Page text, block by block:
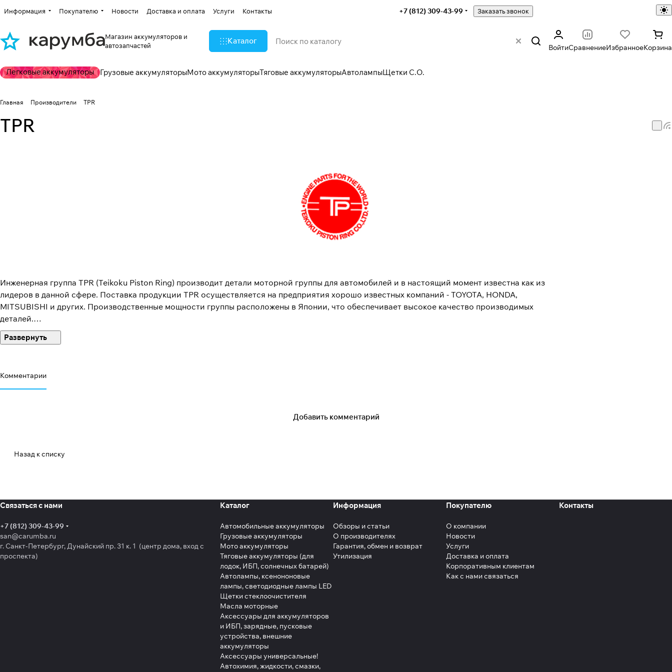
Информация Покупателю Новости Доставка и оплата Услуги Контакты +7 (812) 309-43-99 Заказать звонок
Магазин аккумуляторов и
автозапчастей
Каталог
ВойтиСравнениеИзбранноеКорзина
Легковые аккумуляторы Грузовые аккумуляторыМото аккумуляторыТяговые аккумуляторыАвтолампыЩетки С.О.
Главная Производители TPR
TPR
Инженерная группа TPR (Teikoku Piston Ring) производит детали моторной группы для автомобилей и в настоящий момент известна как из
лидеров в данной сфере. Поставка продукции TPR осуществляется на предприятия хорошо известных компаний - TOYOTA, HONDA,
MITSUBISHI и других. Производственные мощности группы расположены в Японии, что обеспечивает высокое качество производимых
деталей.
История Teikoku Piston Ring Co Ltd началась в 1939 году, когда она производила поршневые кольца для двигателей самолетов и судов. Не
Производитель идет в ногу со временем и использует новые технологии и современные материалы. Для того, чтобы избежать подделок
обеспечивает покупателей качественной оригинальной продукцией по оптимальной цене.
Комментарии
Добавить комментарий
Назад к списку
Связаться с нами
+7 (812) 309-43-99
san@carumba.ru
г. Санкт-Петербург, Дунайский пр. 31 к. 1 (центр дома, вход с
проспекта)
Каталог
Автомобильные аккумуляторы
Грузовые аккумуляторы
Мото аккумуляторы
Тяговые аккумуляторы (для
лодок, ИБП, солнечных батарей)
Автолампы, ксенононовые
лампы, светодиодные лампы LED
Щетки стеклоочистителя
Масла моторные
Аксессуары для аккумуляторов
и ИБП, зарядные, пусковые
устройства, внешние
аккумуляторы
Аксессуары универсальные!
Автохимия, жидкости, смазки,
Информация
Обзоры и статьи
О производителях
Гарантия, обмен и возврат
Утилизация
Покупателю
О компании
Новости
Услуги
Доставка и оплата
Корпоративным клиентам
Как с нами связаться
Контакты